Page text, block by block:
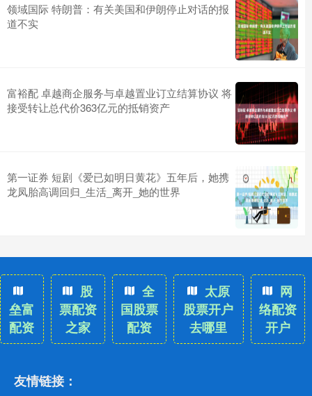
领域国际 特朗普：有关美国和伊朗停止对话的报
道不实
富裕配 卓越商企服务与卓越置业订立结算协议 将
接受转让总代价363亿元的抵销资产
第一证券 短剧《爱已如明日黄花》五年后，她携
龙凤胎高调回归_生活_离开_她的世界
垒富
配资
股
票配资
之家
全
国股票
配资
太原
股票开户
去哪里
网
络配资
开户
友情链接：